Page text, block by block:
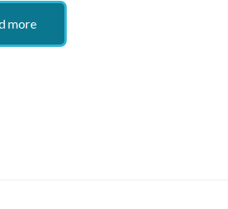
more